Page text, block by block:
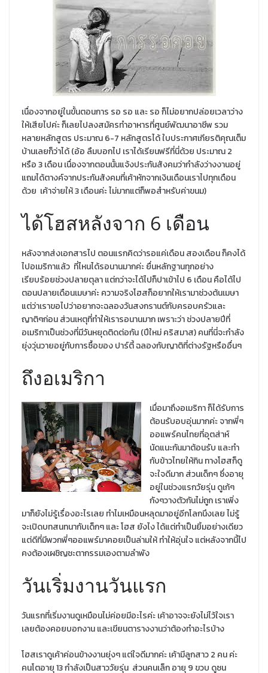
เนื่องจากอยู่ในขั้นตอนการ รอ รอ และ รอ ก็ไม่อยากปล่อยเวลาว่าง
ให้เสียไปค่ะ ก็เลยไปลงสมัครทำอาหารที่ศูนย์พัฒนาอาชีพ รวม
หลายหลักสูตร ประมาณ 6-7 หลักสูตรได้ ใบประกาศเกียรติคุณเต็ม
บ้านเลยก็ว่าได้ (อ้อ ลืมบอกไป เราได้เรียนฟรีที่นี่ด้วย ประมาณ 2
หรือ 3 เดือน เนื่องจากตอนนั้นแจ้งประกันสังคมว่ากำลังว่างงานอยู่
แถมได้ตางค์จากประกันสังคมที่เค้าหักจากเงินเดือนเราไปทุกเดือน
ด้วย เค้าจ่ายให้ 3 เดือนค่ะ ไม่มากแต่ก็พอสำหรับค่าขนม)
ได้โฮสหลังจาก 6 เดือน
หลังจากส่งเอกสารไป ตอนแรกคิดว่ารอแค่เดือน สองเดือน ก็คงได้
ไปอเมริกาแล้ว ที่ไหนได้รอนานมากค่ะ ยื่นหลักฐานทุกอย่าง
เรียบร้อยช่วงปลายตุลา แต่กว่าจะได้ไปก็ปาเข้าไป 6 เดือน คือได้ไป
ตอนปลายเดือนเมษาค่ะ ความจริงโฮสก็อยากให้เรามาช่วงต้นเมษา
แต่ว่าเราขอไปว่าอยากจะฉลองวันสงกรานต์กับครอบครัวและ
ญาติๆก่อน ส่วนเหตุที่ทำให้เรารอนานมาก เพราะว่า ช่วงปลายปีที่
อเมริกาเป็นช่วงที่มีวันหยุดติดต่อกัน (ปีใหม่ คริสมาส) คนที่นี่จะกำลัง
ยุ่งวุ่นวายอยู่กับการซื้อของ ปาร์ตี้ ฉลองกับญาติที่ต่างรัฐหรืออื่นๆ
ถึงอเมริกา
เมื่อมาถึงอเมริกา ก็ได้รับการ
ต้อนรับอบอุ่นมากค่ะ จากพี่ๆ
ออแพร์คนไทยที่อุตส่าห์
นัดแนะกันมาต้อนรับ และทำ
กับข้าวไทยให้กิน ทางโฮสก็ดู
จะใจดีมาก ส่วนเด็กๆ ซึ่งอายุ
อยู่ในช่วงแรกวัยรุ่น ดูเก้ๆ
กังๆวางตัวกันไม่ถูก เราเพิ่ง
มาก็ยังไม่รู้เรื่องอะไรเลย ทำไมเหมือนหลุดมาอยู่อีกโลกนึงเลย ไม่รู้
จะเปิดบทสนทนากับเด็กๆ และ โฮส ยังไง ได้แต่ทำเป็นยิ้มอย่างเดียว
แต่ดีที่มีพวกพี่ๆออแพร์มาคอยเป็นล่ามให้ ทำให้อุ่นใจ แต่หลังจากนี้ไป
คงต้องเผชิญชะตากรรมเองตามลำพัง
วันเริ่มงานวันแรก
วันแรกที่เริ่มงานดูเหมือนไม่ค่อยมีอะไรค่ะ เค้าอาจจะยังไม่ไว้ใจเรา
เลยต้องคอยบอกงาน และเขียนตารางงานว่าต้องทำอะไรบ้าง
โฮสเราดูเค้าค่อนข้างงานยุ่งๆ แต่ใจดีมากค่ะ เค้ามีลูกสาว 2 คน ค่ะ
คนโตอายุ 13 กำลังเป็นสาววัยรุ่น ส่วนคนเล็ก อายุ 9 ขวบ ดูซน